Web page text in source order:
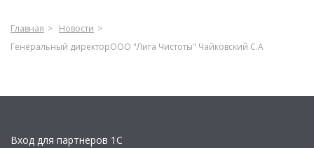
Главная
Новости
Генеральный директорООО "Лига Чистоты" Чайковский С.А
Вход для партнеров 1С